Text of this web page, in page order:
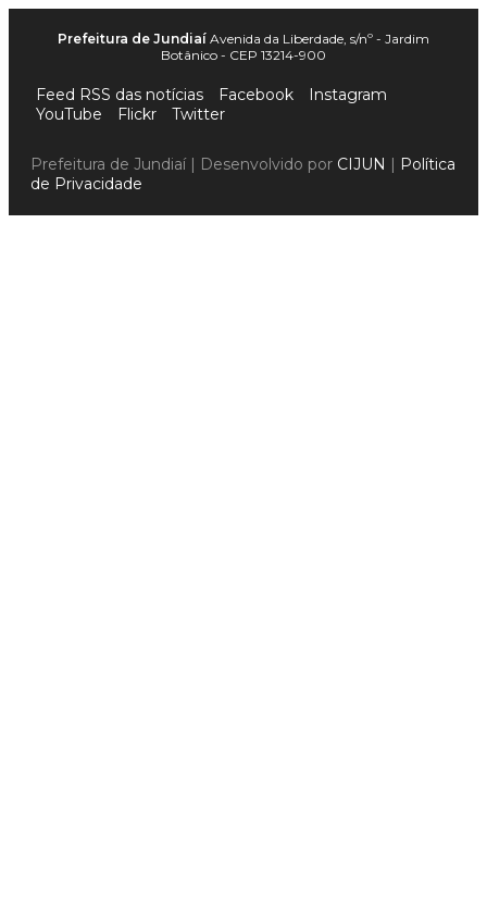
Prefeitura de Jundiaí Avenida da Liberdade, s/nº - Jardim
Botânico - CEP 13214-900
Feed RSS das notícias Facebook
Instagram
YouTube
Flickr Twitter
Prefeitura de Jundiaí | Desenvolvido por CIJUN | Política
de Privacidade